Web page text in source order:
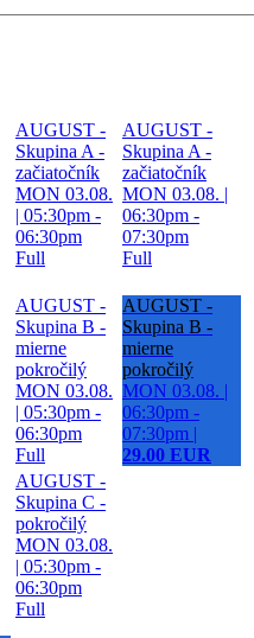
AUGUST -
Skupina A -
začiatočník
MON 03.08.
| 05:30pm -
06:30pm
Full
AUGUST -
Skupina A -
začiatočník
MON 03.08. |
06:30pm -
07:30pm
Full
AUGUST -
Skupina B -
mierne
pokročilý
MON 03.08.
| 05:30pm -
06:30pm
Full
AUGUST -
Skupina B -
mierne
pokročilý
MON 03.08. |
06:30pm -
07:30pm |
29.00 EUR
AUGUST -
Skupina C -
pokročilý
MON 03.08.
| 05:30pm -
06:30pm
Full